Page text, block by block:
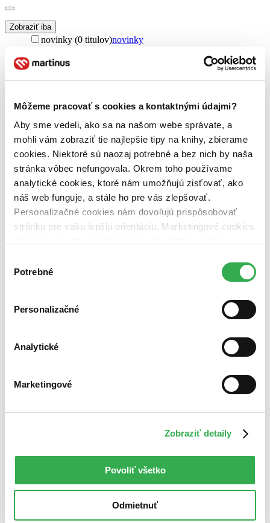
Môžeme pracovať s cookies a kontaktnými údajmi?
Aby sme vedeli, ako sa na našom webe správate, a
mohli vám zobraziť tie najlepšie tipy na knihy, zbierame
cookies. Niektoré sú naozaj potrebné a bez nich by naša
stránka vôbec nefungovala. Okrem toho používame
analytické cookies, ktoré nám umožňujú zisťovať, ako
náš web funguje, a stále ho pre vás zlepšovať.
Personalizačné cookies nám dovoľujú prispôsobovať
stránku pre vašu lepšiu orientáciu. Marketingové cookies
nám pomohlo, keby sme mohli používať všetky tieto
súhlasu
Potrebné
Personalizačné
Analytické
Marketingové
Zobraziť detaily
Povoliť všetko
Odmietnuť
Zobraziť iba
novinky (0 titulov)novinky
Dostupnosť
pripravujeme (0 titulov)pripravujeme
dostupná (bez vypredaných) (0 titulov)dostupná (bez
Nové / čítané
nová (0 titulov)nová
čítaná (0 titulov)čítaná
čítaná - výborný stav (0 titulov)
čítaná - výborný stav
čítaná - mierne opotrebovaná (0 titulov)čítaná - mierne
opotrebovaná
čítané verzie vypredaných kníh (0 titulov)čítané verzie
Bestsellery
Top hodnotené
Najlacnejšie
Skúste prosím zmeniť vyhľadávaný výraz.